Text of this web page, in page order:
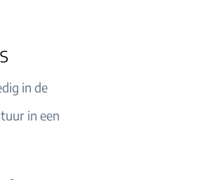
in de
in een